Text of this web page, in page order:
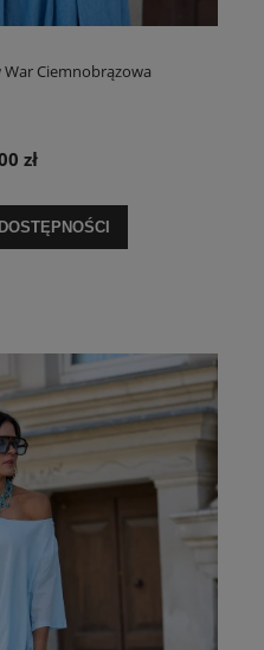
War Ciemnobrązowa
zł